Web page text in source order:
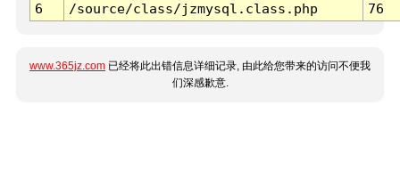
6
/source/class/jzmysql.class.php 76
www.365jz.com 已经将此出错信息详细记录, 由此给您带来的访问不便我
们深感歉意.